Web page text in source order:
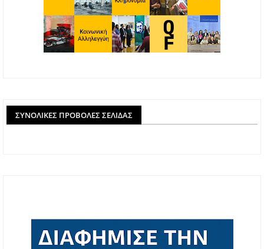
ΣΥΝΟΛΙΚΈΣ ΠΡΟΒΟΛΈΣ ΣΕΛΊΔΑΣ